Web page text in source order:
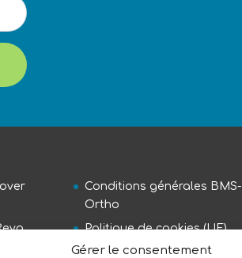
Gérer le consentement
Conditions générales BMS-
Ortho
Politique de cookies (UE)